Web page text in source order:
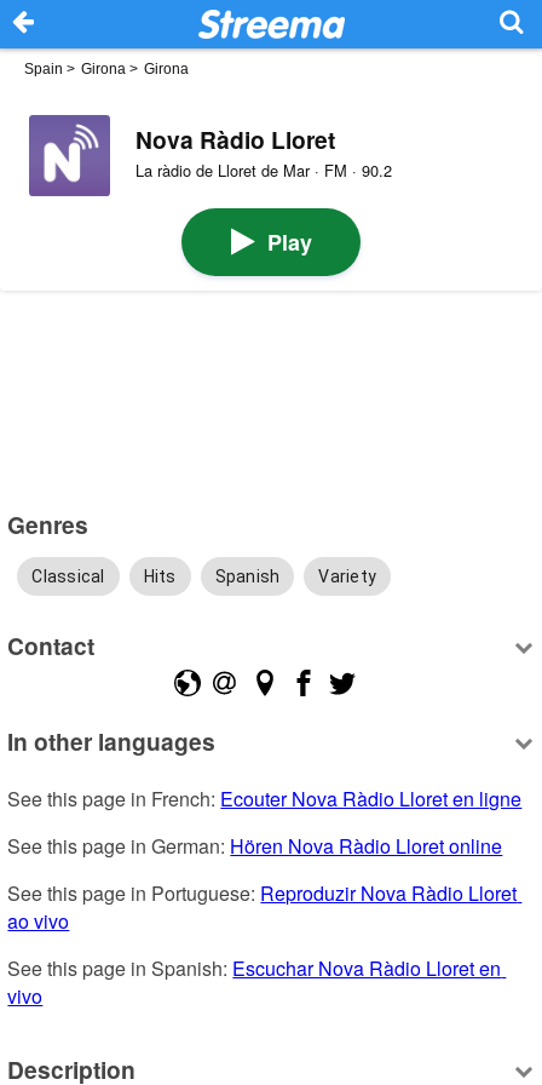
Spain > Girona > Girona
Nova Ràdio Lloret
La ràdio de Lloret de Mar · FM · 90.2
Play
Genres
Classical Hits Spanish Variety
Contact
In other languages
See this page in French: Ecouter Nova Ràdio Lloret en ligne
See this page in German: Hören Nova Ràdio Lloret online
See this page in Portuguese: Reproduzir Nova Ràdio Lloret
ao vivo
See this page in Spanish: Escuchar Nova Ràdio Lloret en
vivo
Description